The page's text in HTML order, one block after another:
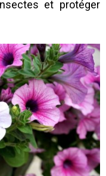
et protéger